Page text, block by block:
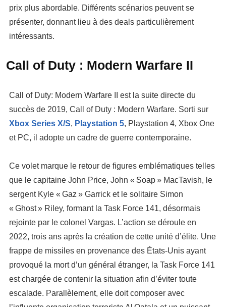
prix plus abordable. Différents scénarios peuvent se
présenter, donnant lieu à des deals particulièrement
intéressants.
Call of Duty : Modern Warfare II
Call of Duty: Modern Warfare II
est la suite directe du
succès de 2019, Call of Duty : Modern Warfare. Sorti sur
Xbox Series X/S, Playstation 5, Playstation 4, Xbox One
et PC, il adopte un cadre de guerre contemporaine.
Ce volet marque le retour de figures emblématiques telles
que le capitaine John Price, John « Soap » MacTavish, le
sergent Kyle « Gaz » Garrick et le solitaire Simon
« Ghost » Riley, formant la Task Force 141, désormais
rejointe par le colonel Vargas. L’action se déroule en
2022, trois ans après la création de cette unité d’élite. Une
frappe de missiles en provenance des États-Unis ayant
provoqué la mort d’un général étranger, la Task Force 141
est chargée de contenir la situation afin d’éviter toute
escalade. Parallèlement, elle doit composer avec